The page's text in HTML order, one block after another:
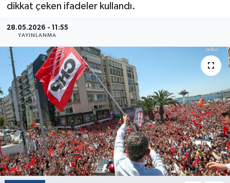
dikkat çeken ifadeler kullandı.
28.05.2026 - 11:55
YAYINLANMA
RESMİ REKLAMLAR
Egemax TV
Haber Arşivi